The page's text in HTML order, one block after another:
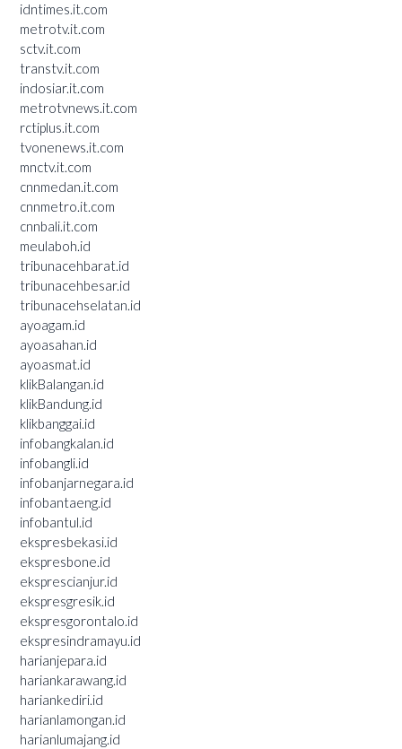
idntimes.it.com
metrotv.it.com
sctv.it.com
transtv.it.com
indosiar.it.com
metrotvnews.it.com
rctiplus.it.com
tvonenews.it.com
mnctv.it.com
cnnmedan.it.com
cnnmetro.it.com
cnnbali.it.com
meulaboh.id
tribunacehbarat.id
tribunacehbesar.id
tribunacehselatan.id
ayoagam.id
ayoasahan.id
ayoasmat.id
klikBalangan.id
klikBandung.id
klikbanggai.id
infobangkalan.id
infobangli.id
infobanjarnegara.id
infobantaeng.id
infobantul.id
ekspresbekasi.id
ekspresbone.id
eksprescianjur.id
ekspresgresik.id
ekspresgorontalo.id
ekspresindramayu.id
harianjepara.id
hariankarawang.id
hariankediri.id
harianlamongan.id
harianlumajang.id